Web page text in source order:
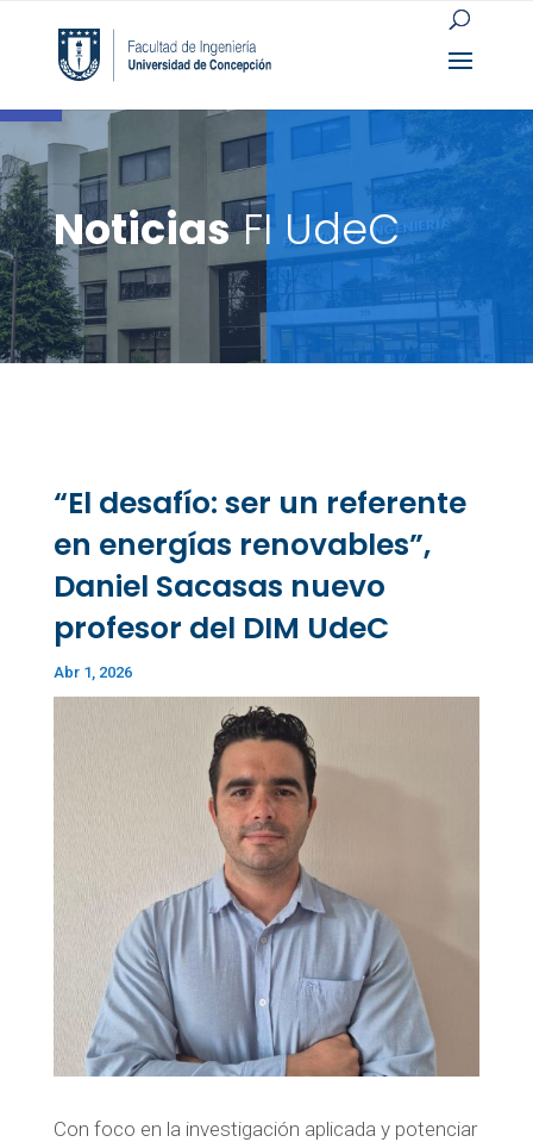
Open toolbar
NoticiasFI UdeC
“El desafío: ser un referente
en energías renovables”,
Daniel Sacasas nuevo
profesor del DIM UdeC
Abr 1, 2026
Con foco en la investigación aplicada y potenciar